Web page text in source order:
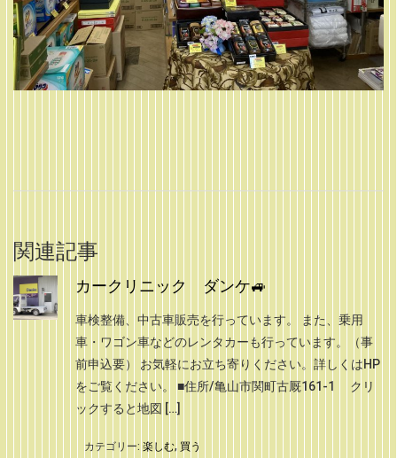
関連記事
カークリニック ダンケ🚙
車検整備、中古車販売を行っています。 また、乗用
車・ワゴン車などのレンタカーも行っています。（事
前申込要） お気軽にお立ち寄りください。詳しくはHP
をご覧ください。 ■住所/亀山市関町古厩161-1 クリ
ックすると地図 […]
カテゴリー: 楽しむ, 買う